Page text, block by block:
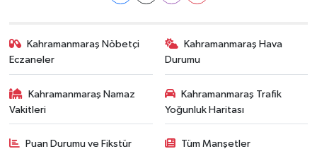
Kahramanmaraş Nöbetçi
Eczaneler
Kahramanmaraş Hava
Durumu
Kahramanmaraş Namaz
Vakitleri
Kahramanmaraş Trafik
Yoğunluk Haritası
Puan Durumu ve Fikstür Tüm Manşetler